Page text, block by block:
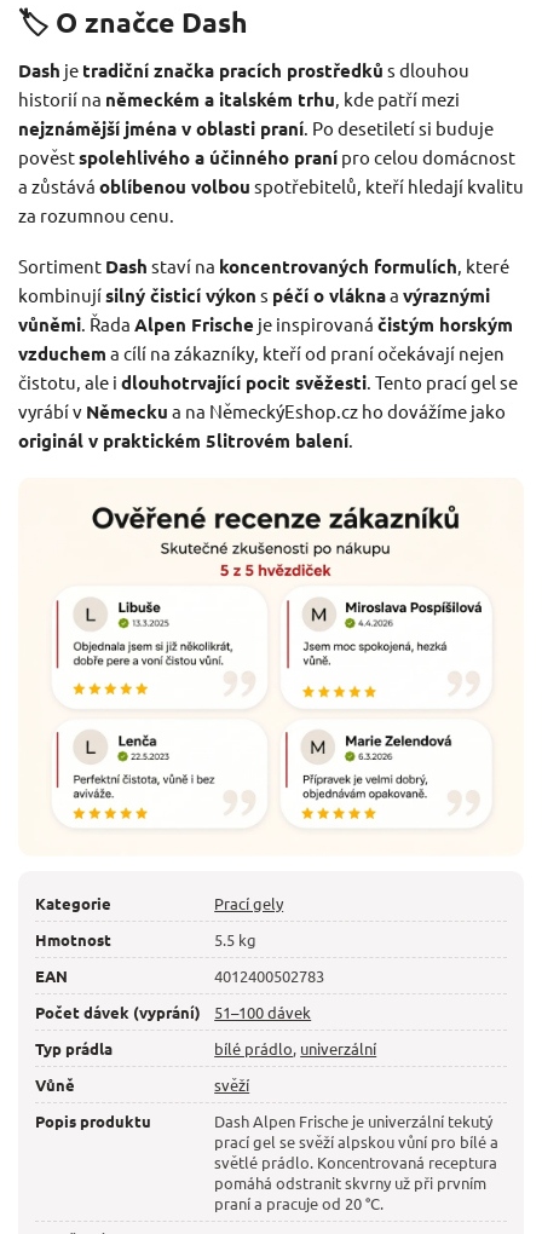
🏷️ O značce Dash
Dash je tradiční značka pracích prostředků s dlouhou
historií na německém a italském trhu, kde patří mezi
nejznámější jména v oblasti praní. Po desetiletí si buduje
pověstspolehlivého a účinného praní pro celou domácnost
a zůstává oblíbenou volbou spotřebitelů, kteří hledají kvalitu
za rozumnou cenu.
Sortiment Dash staví na koncentrovaných formulích, které
kombinujísilný čisticí výkon s péčí o vláknaa výraznými
vůněmi. Řada Alpen Frische je inspirovaná čistým horským
vzduchem a cílí na zákazníky, kteří od praní očekávají nejen
čistotu, ale i dlouhotrvající pocit svěžesti. Tento prací gel se
vyrábí v Německu a na NěmeckýEshop.cz ho dovážíme jako
originál v praktickém 5litrovém balení.
Kategorie
Prací gely
Hmotnost
5.5 kg
EAN
4012400502783
Počet dávek (vyprání)
51–100 dávek
Typ prádla
bílé prádlo, univerzální
Vůně
svěží
Popis produktu
Dash Alpen Frische je univerzální tekutý
prací gel se svěží alpskou vůní pro bílé a
světlé prádlo. Koncentrovaná receptura
pomáhá odstranit skvrny už při prvním
praní a pracuje od 20 °C.